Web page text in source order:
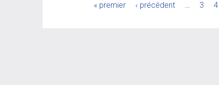
« premier ‹ précédent … 3 4